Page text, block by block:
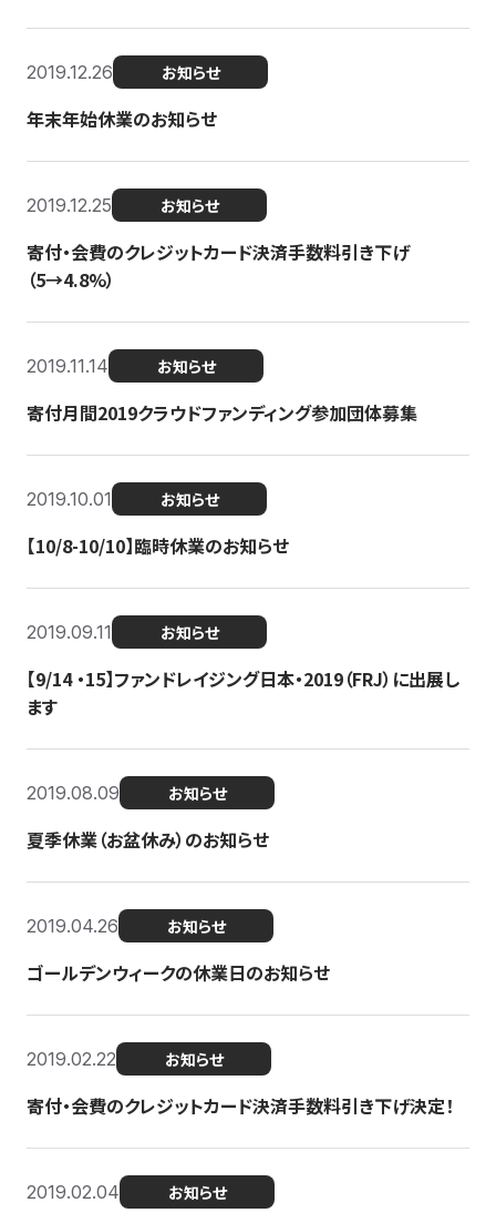
2019.12.26 お知らせ
年末年始休業のお知らせ
2019.12.25 お知らせ
寄付・会費のクレジットカード決済手数料引き下げ
（5→4.8%）
2019.11.14 お知らせ
寄付月間2019クラウドファンディング参加団体募集
2019.10.01 お知らせ
【10/8-10/10】臨時休業のお知らせ
2019.09.11 お知らせ
【9/14 ・15】ファンドレイジング日本・2019（FRJ）に出展し
ます
2019.08.09 お知らせ
夏季休業（お盆休み）のお知らせ
2019.04.26 お知らせ
ゴールデンウィークの休業日のお知らせ
2019.02.22 お知らせ
寄付・会費のクレジットカード決済手数料引き下げ決定！
2019.02.04 お知らせ